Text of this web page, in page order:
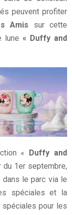
peuvent profiter
Amis sur cette
lune « Duffy and
« Duffy and
du 1er septembre,
le parc via le
spéciales et la
spéciales pour les